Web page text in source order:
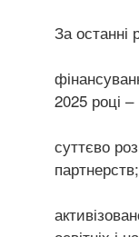
За останні
2025 році
суттєво
партнерств;